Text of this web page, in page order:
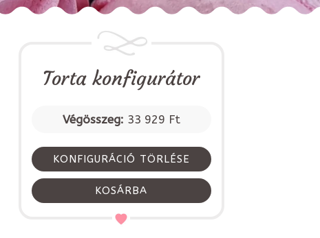
Torta konfigurátor
Végösszeg: 33 929 Ft
KONFIGURÁCIÓ TÖRLÉSE
KOSÁRBA